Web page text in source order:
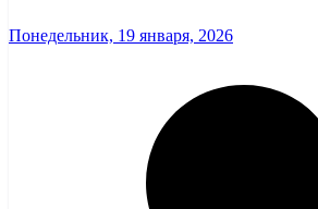
Понедельник, 19 января, 2026